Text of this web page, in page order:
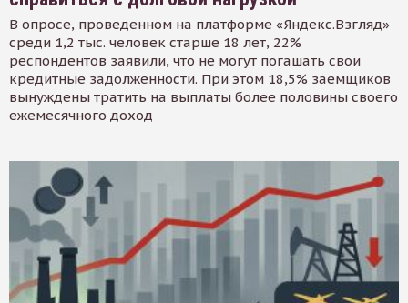
В опросе, проведенном на платформе «Яндекс.Взгляд»
среди 1,2 тыс. человек старше 18 лет, 22%
респондентов заявили, что не могут погашать свои
кредитные задолженности. При этом 18,5% заемщиков
вынуждены тратить на выплаты более половины своего
ежемесячного доход